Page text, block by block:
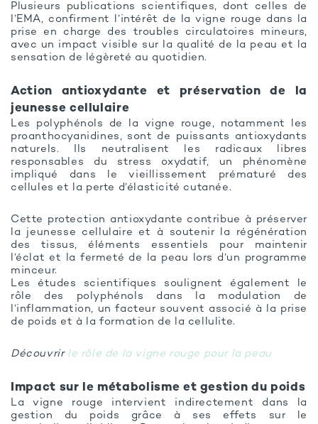
Plusieurs publications scientifiques, dont celles de
l’EMA, confirment l’intérêt de la vigne rouge dans la
prise en charge des troubles circulatoires mineurs,
avec un impact visible sur la qualité de la peau et la
sensation de légèreté au quotidien.
Action antioxydante et préservation de la
jeunesse cellulaire
Les polyphénols de la vigne rouge, notamment les
proanthocyanidines, sont de puissants antioxydants
naturels. Ils neutralisent les radicaux libres
responsables du stress oxydatif, un phénomène
impliqué dans le vieillissement prématuré des
cellules et la perte d’élasticité cutanée.
Cette protection antioxydante contribue à préserver
la jeunesse cellulaire et à soutenir la régénération
des tissus, éléments essentiels pour maintenir
l’éclat et la fermeté de la peau lors d’un programme
minceur.
Les études scientifiques soulignent également le
rôle des polyphénols dans la modulation de
l’inflammation, un facteur souvent associé à la prise
de poids et à la formation de la cellulite.
Découvrir le rôle de la vigne rouge pour la peau
Impact sur le métabolisme et gestion du poids
La vigne rouge intervient indirectement dans la
gestion du poids grâce à ses effets sur le